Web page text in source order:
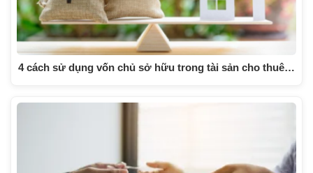
4 cách sử dụng vốn chủ sở hữu trong tài sản cho thuê…